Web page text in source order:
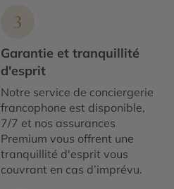
3
Garantie et tranquillité
d'esprit
Notre service de conciergerie
francophone est disponible,
7/7 et nos assurances
Premium vous offrent une
tranquillité d'esprit vous
couvrant en cas d’imprévu.